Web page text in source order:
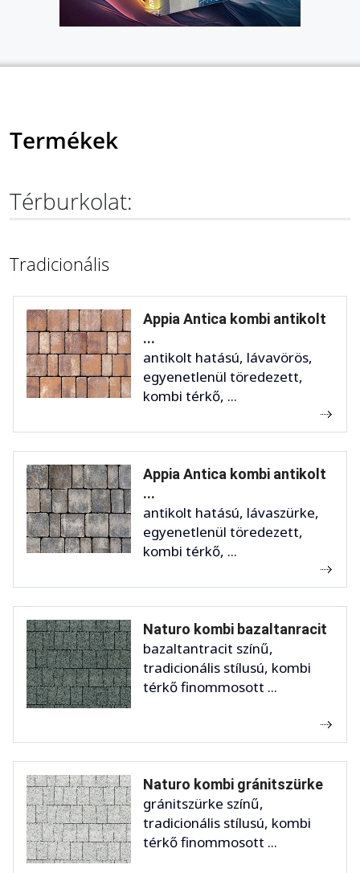
Termékek
Térburkolat:
Tradicionális
Appia Antica kombi antikolt
...
antikolt hatású, lávavörös,
egyenetlenül töredezett,
kombi térkő, ...
Appia Antica kombi antikolt
...
antikolt hatású, lávaszürke,
egyenetlenül töredezett,
kombi térkő, ...
Naturo kombi bazaltanracit
bazaltantracit színű,
tradicionális stílusú, kombi
térkő finommosott ...
Naturo kombi gránitszürke
gránitszürke színű,
tradicionális stílusú, kombi
térkő finommosott ...